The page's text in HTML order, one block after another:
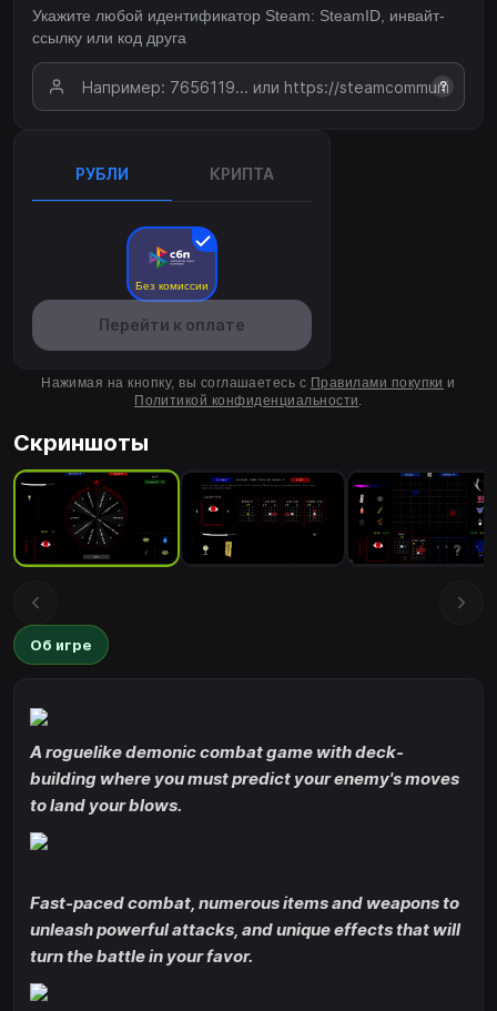
Укажите любой идентификатор Steam: SteamID, инвайт-
ссылку или код друга
?
РУБЛИ КРИПТА
Без комиссии
Перейти к оплате
Нажимая на кнопку, вы соглашаетесь с Правилами покупки и
Политикой конфиденциальности.
Скриншоты
Об игре
A roguelike demonic combat game with deck-
building where you must predict your enemy's moves
to land your blows.
Fast-paced combat, numerous items and weapons to
unleash powerful attacks, and unique effects that will
turn the battle in your favor.